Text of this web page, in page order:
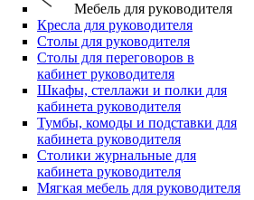
Мебель для руководителя
Кресла для руководителя
Столы для руководителя
Столы для переговоров в
кабинет руководителя
Шкафы, стеллажи и полки для
кабинета руководителя
Тумбы, комоды и подставки для
кабинета руководителя
Столики журнальные для
кабинета руководителя
Мягкая мебель для руководителя